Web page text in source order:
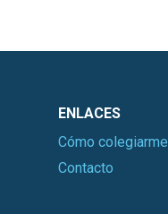
ENLACES
Cómo colegiarme
Contacto